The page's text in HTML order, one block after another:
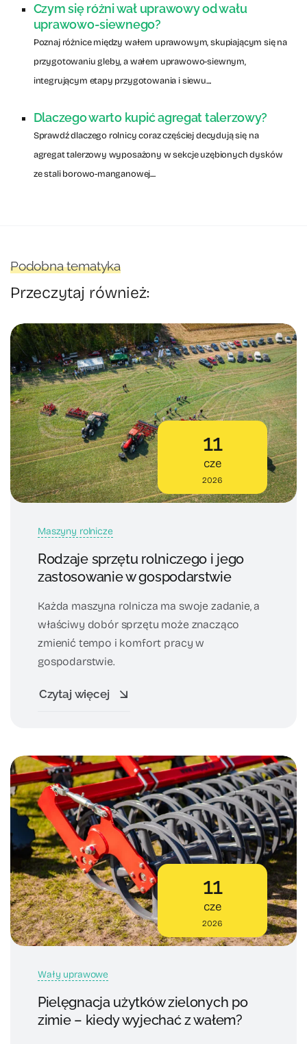
Czym się różni wał uprawowy od wału
uprawowo-siewnego?
Poznaj różnice między wałem uprawowym, skupiającym się na
przygotowaniu gleby, a wałem uprawowo-siewnym,
integrującym etapy przygotowania i siewu....
Dlaczego warto kupić agregat talerzowy?
Sprawdź dlaczego rolnicy coraz częściej decydują się na
agregat talerzowy wyposażony w sekcje uzębionych dysków
ze stali borowo-manganowej....
Podobna tematyka
Przeczytaj również:
11
cze
2026
Maszyny rolnicze
Rodzaje sprzętu rolniczego i jego
zastosowanie w gospodarstwie
Każda maszyna rolnicza ma swoje zadanie, a
właściwy dobór sprzętu może znacząco
zmienić tempo i komfort pracy w
gospodarstwie.
Czytaj więcej
11
cze
2026
Wały uprawowe
Pielęgnacja użytków zielonych po
zimie – kiedy wyjechać z wałem?